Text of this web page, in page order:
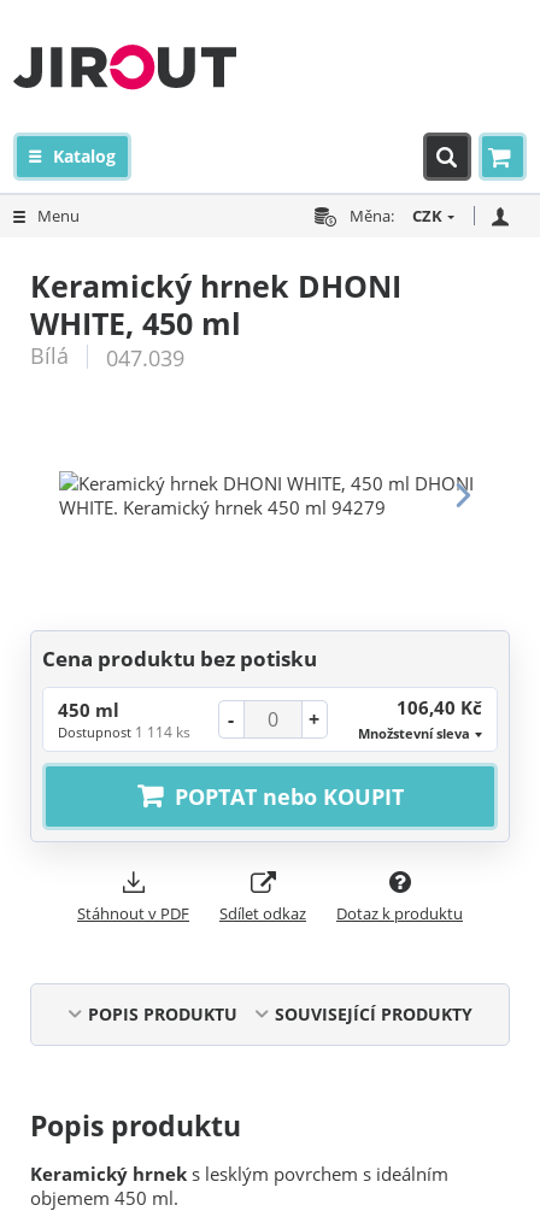
Katalog
Menu Měna: CZK
Keramický hrnek DHONI
WHITE, 450 ml
Bílá 047.039
Cena produktu bez potisku
450 ml
Dostupnost 1 114 ks - + 106,40 Kč
Množstevní sleva
POPTAT nebo KOUPIT
Stáhnout v PDF Sdílet odkaz Dotaz k produktu
POPIS PRODUKTU SOUVISEJÍCÍ PRODUKTY
Popis produktu
Keramický hrnek s lesklým povrchem s ideálním
objemem 450 ml.